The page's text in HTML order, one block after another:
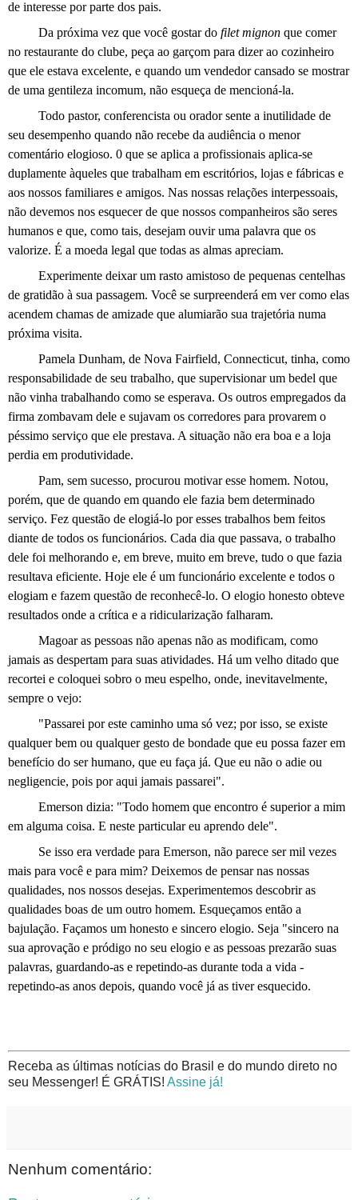
de interesse por parte dos pais.
Da próxima vez que você gostar do filet mignon que comer
no restaurante do clube, peça ao garçom para dizer ao cozinheiro
que ele estava excelente, e quando um vendedor cansado se mostrar
de uma gentileza incomum, não esqueça de mencioná-la.
Todo pastor, conferencista ou orador sente a inutilidade de
seu desempenho quando não recebe da audiência o menor
comentário elogioso. 0 que se aplica a profissionais aplica-se
duplamente àqueles que trabalham em escritórios, lojas e fábricas e
aos nossos familiares e amigos. Nas nossas relações interpessoais,
não devemos nos esquecer de que nossos companheiros são seres
humanos e que, como tais, desejam ouvir uma palavra que os
valorize. É a moeda legal que todas as almas apreciam.
Experimente deixar um rasto amistoso de pequenas centelhas
de gratidão à sua passagem. Você se surpreenderá em ver como elas
acendem chamas de amizade que alumiarão sua trajetória numa
próxima visita.
Pamela Dunham, de Nova Fairfield, Connecticut, tinha, como
responsabilidade de seu trabalho, que supervisionar um bedel que
não vinha trabalhando como se esperava. Os outros empregados da
firma zombavam dele e sujavam os corredores para provarem o
péssimo serviço que ele prestava. A situação não era boa e a loja
perdia em produtividade.
Pam, sem sucesso, procurou motivar esse homem. Notou,
porém, que de quando em quando ele fazia bem determinado
serviço. Fez questão de elogiá-lo por esses trabalhos bem feitos
diante de todos os funcionários. Cada dia que passava, o trabalho
dele foi melhorando e, em breve, muito em breve, tudo o que fazia
resultava eficiente. Hoje ele é um funcionário excelente e todos o
elogiam e fazem questão de reconhecê-lo. O elogio honesto obteve
resultados onde a crítica e a ridicularização falharam.
Magoaras pessoas não apenas não as modificam, como
jamais as despertam para suas atividades. Há um velho ditado que
recortei e coloquei sobro o meu espelho, onde, inevitavelmente,
sempre o vejo:
"Passarei por este caminho uma só vez; por isso, se existe
qualquer bem ou qualquer gesto de bondade que eu possa fazer em
benefício do ser humano, que eu faça já. Que eu não o adie ou
negligencie, pois por aqui jamais passarei".
Emerson dizia: "Todo homem que encontro é superior a mim
em alguma coisa. E neste particular eu aprendo dele".
Se isso era verdade para Emerson, não parece ser mil vezes
mais para você e para mim? Deixemos de pensar nas nossas
qualidades, nos nossos desejas. Experimentemos descobriras
qualidades boas de um outro homem. Esqueçamos então a
bajulação. Façamos um honesto e sincero elogio. Seja "sincero na
sua aprovação e pródigo no seu elogio e as pessoas prezarão suas
palavras, guardando-as e repetindo-as durante toda a vida -
repetindo-as anos depois, quando você já as tiver esquecido.
Receba as últimas notícias do Brasil e do mundo direto no
seu Messenger! É GRÁTIS! Assine já!
Nenhum comentário: